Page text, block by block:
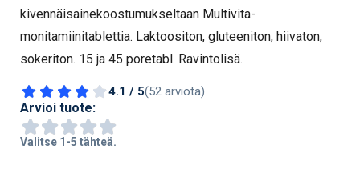
kivennäisainekoostumukseltaan Multivita-
monitamiinitablettia. Laktoositon, gluteeniton, hiivaton,
sokeriton. 15 ja 45 poretabl. Ravintolisä.
4.1 / 5(52 arviota)
Arvioi tuote:
Valitse 1-5 tähteä.